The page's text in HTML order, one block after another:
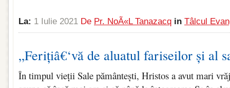
La: 1 Iulie 2021 De Pr. NoÃ«l Tanazacq in Tâlcul
„Ferițiâ€‘vă de aluatul fariseilor și al
În timpul vieții Sale pământești, Hristos a avut mari